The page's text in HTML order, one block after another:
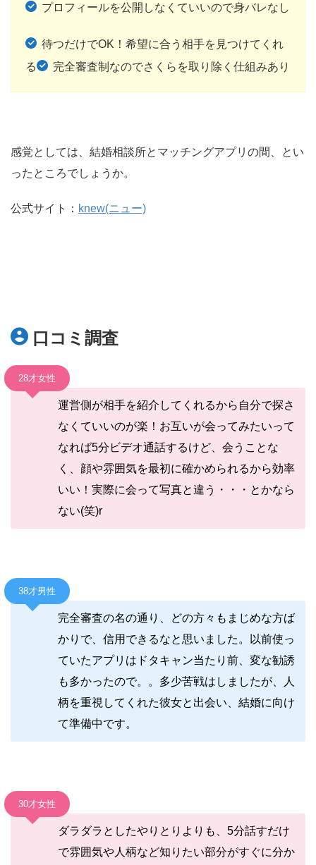
プロフィールを公開しなくていいので身バレなし
待つだけでOK！希望に合う相手を見つけてくれ
る
完全審査制なのでさくらを取り除く仕組みあり
感覚としては、結婚相談所とマッチングアプリの間、とい
ったところでしょうか。
公式サイト： knew(ニュー)
口コミ調査
28才女性
運営側が相手を紹介してくれるから自分で探さ
なくていいのが楽！お互いが会ってみたいって
なれば5分ビデオ通話するけど、会うことな
く、顔や雰囲気を最初に確かめられるから効率
いい！実際に会って写真と違う・・・とかなら
ない(笑)r
38才男性
完全審査の名の通り、どの方々もまじめな方ば
かりで、信用できるなと思いました。以前使っ
ていたアプリはドタキャン当たり前、変な勧誘
も多かったので。。多少苦戦はしましたが、人
柄を重視してくれた彼女と出会い、結婚に向け
て準備中です。
30才女性
ダラダラとしたやりとりよりも、5分話すだけ
で雰囲気や人柄など知りたい部分がすぐに分か